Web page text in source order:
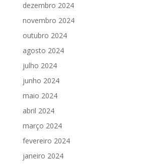
dezembro 2024
novembro 2024
outubro 2024
agosto 2024
julho 2024
junho 2024
maio 2024
abril 2024
março 2024
fevereiro 2024
janeiro 2024